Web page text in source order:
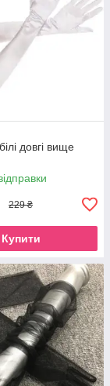
довгі вище
229 ₴
Купити